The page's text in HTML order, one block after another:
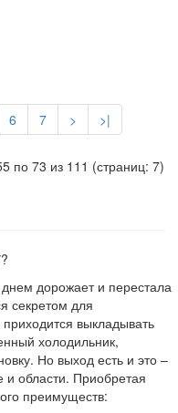
6 7 > >|
по 73 из 111 (страниц: 7)
дорожает и перестала
секретом для
выкладывать
холодильник,
Но выход есть и это –
и области. Приобретая
преимуществ: